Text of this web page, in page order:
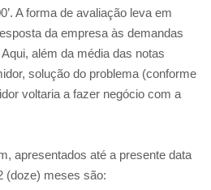
A forma de avaliação leva em
da empresa às demandas
além da média das notas
solução do problema (conforme
voltaria a fazer negócio com a
apresentados até a presente data
(doze) meses são: